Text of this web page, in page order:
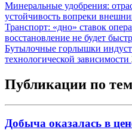
Минеральные удобрения:
устойчивость вопреки
Транспорт: «дно» ставок
восстановление не будет
Бутылочные горлышки
технологической зависимости
Публикации по
Добыча оказалась в